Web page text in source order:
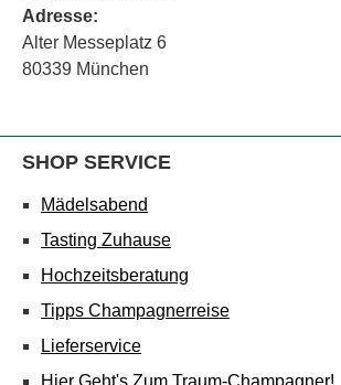
Adresse:
Alter Messeplatz 6
80339 München
SHOP SERVICE
Mädelsabend
Tasting Zuhause
Hochzeitsberatung
Tipps Champagnerreise
Lieferservice
Hier Geht's Zum Traum-Champagner!